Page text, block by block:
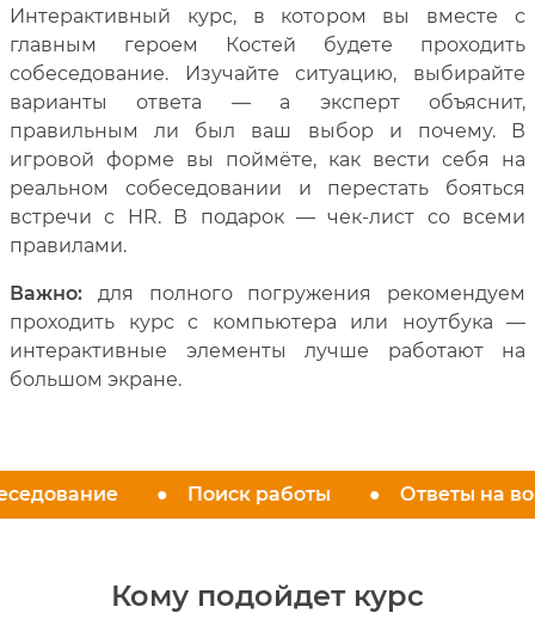
Интерактивный курс, в котором вы вместе с
главным героем Костей будете проходить
собеседование. Изучайте ситуацию, выбирайте
варианты ответа — а эксперт объяснит,
правильным ли был ваш выбор и почему. В
игровой форме вы поймёте, как вести себя на
реальном собеседовании и перестать бояться
встречи с HR. В подарок — чек-лист со всеми
правилами.
Важно: для полного погружения рекомендуем
проходить курс с компьютера или ноутбука —
интерактивные элементы лучше работают на
большом экране.
Поиск работы Ответы на
Кому подойдет курс